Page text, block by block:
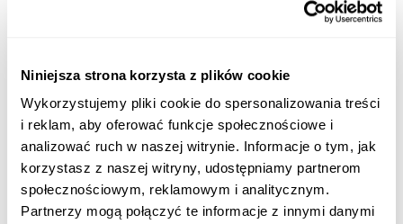
Niniejsza strona korzysta z plików cookie
Wykorzystujemy pliki cookie do spersonalizowania treści
i reklam, aby oferować funkcje społecznościowe i
analizować ruch w naszej witrynie. Informacje o tym, jak
korzystasz z naszej witryny, udostępniamy partnerom
społecznościowym, reklamowym i analitycznym.
Partnerzy mogą połączyć te informacje z innymi danymi